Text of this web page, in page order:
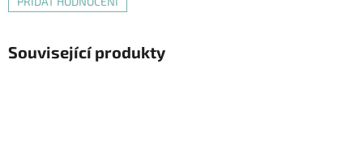
Související produkty